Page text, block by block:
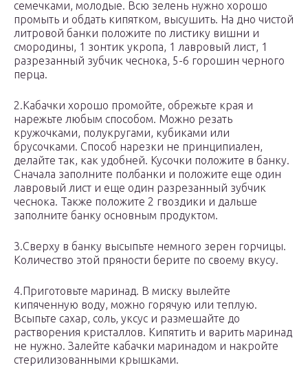
семечками, молодые. Всю зелень нужно хорошо
промыть и обдать кипятком, высушить. На дно чистой
литровой банки положите по листику вишни и
смородины, 1 зонтик укропа, 1 лавровый лист, 1
разрезанный зубчик чеснока, 5-6 горошин черного
перца.
2.Кабачки хорошо промойте, обрежьте края и
нарежьте любым способом. Можно резать
кружочками, полукругами, кубиками или
брусочками. Способ нарезки не принципиален,
делайте так, как удобней. Кусочки положите в банку.
Сначала заполните полбанки и положите еще один
лавровый лист и еще один разрезанный зубчик
чеснока. Также положите 2 гвоздики и дальше
заполните банку основным продуктом.
3.Сверху в банку высыпьте немного зерен горчицы.
Количество этой пряности берите по своему вкусу.
4.Приготовьте маринад. В миску вылейте
кипяченную воду, можно горячую или теплую.
Всыпьте сахар, соль, уксус и размешайте до
растворения кристаллов. Кипятить и варить маринад
не нужно. Залейте кабачки маринадом и накройте
стерилизованными крышками.